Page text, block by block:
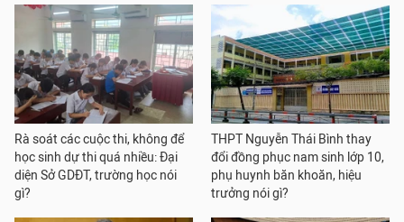
Rà soát các cuộc thi, không để
học sinh dự thi quá nhiều: Đại
diện Sở GDĐT, trường học nói
gì?
THPT Nguyễn Thái Bình thay
đổi đồng phục nam sinh lớp 10,
phụ huynh băn khoăn, hiệu
trưởng nói gì?